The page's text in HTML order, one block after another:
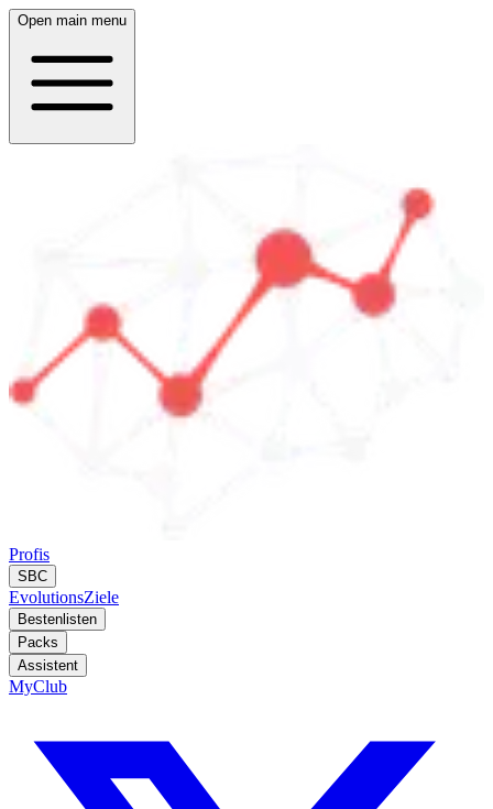
Open main menu
Profis
SBC
EvolutionsZiele
Bestenlisten
Packs
Assistent
MyClub